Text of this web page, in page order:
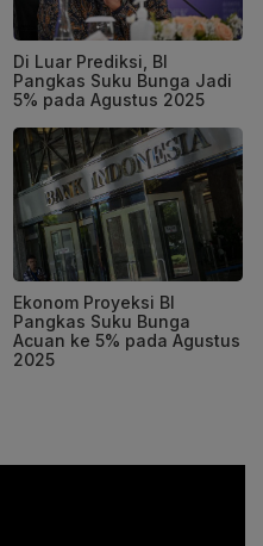
Di Luar Prediksi, BI
Pangkas Suku Bunga Jadi
5% pada Agustus 2025
Ekonom Proyeksi BI
Pangkas Suku Bunga
Acuan ke 5% pada Agustus
2025